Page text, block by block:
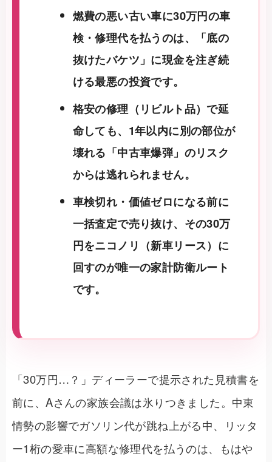
燃費の悪い古い車に30万円の車
検・修理代を払うのは、「底の
抜けたバケツ」に現金を注ぎ続
ける最悪の投資です。
格安の修理（リビルト品）で延
命しても、1年以内に別の部位が
壊れる「中古車爆弾」のリスク
からは逃れられません。
車検切れ・価値ゼロになる前に
一括査定で売り抜け、その30万
円をニコノリ（新車リース）に
回すのが唯一の家計防衛ルート
です。
「30万円…？」ディーラーで提示された見積書を
前に、Aさんの家族会議は氷りつきました。中東
情勢の影響でガソリン代が跳ね上がる中、リッタ
ー1桁の愛車に高額な修理代を払うのは、もはや